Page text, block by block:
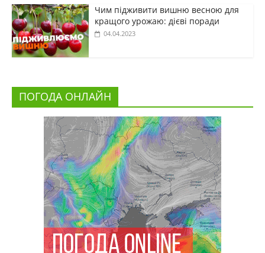
Чим підживити вишню весною для
кращого урожаю: дієві поради
04.04.2023
ПОГОДА ОНЛАЙН